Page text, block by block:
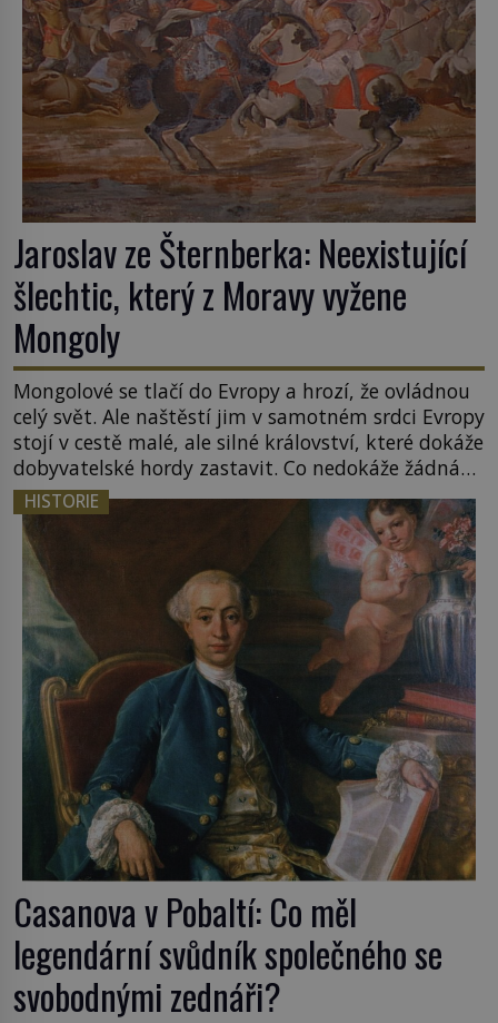
Jaroslav ze Šternberka: Neexistující
šlechtic, který z Moravy vyžene
Mongoly
Mongolové se tlačí do Evropy a hrozí, že ovládnou
celý svět. Ale naštěstí jim v samotném srdci Evropy
stojí v cestě malé, ale silné království, které dokáže
dobyvatelské hordy zastavit. Co nedokáže žádná
z asijských říší, co nedokážou Němci – to dokáže
český král. Nebo že by ne? Mongolové od roku 1223
postupují podél Kaspického a Azovského moře, […]
HISTORIE
Casanova v Pobaltí: Co měl
legendární svůdník společného se
svobodnými zednáři?